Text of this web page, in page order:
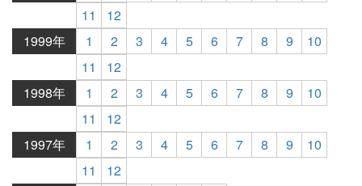
11
12
1999年
1 2 3 4 5 6 7 8 9
10
11
12
1998年
1 2 3 4 5 6 7 8 9
10
11
12
1997年
1 2 3 4 5 6 7 8 9
10
11
12